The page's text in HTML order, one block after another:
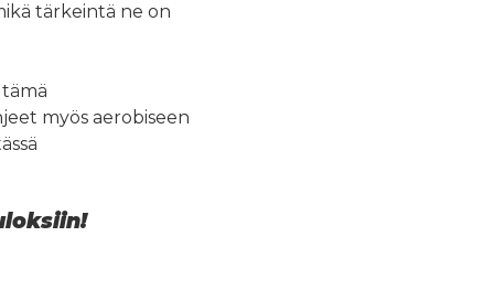
tärkeintä ne on
myös aerobiseen